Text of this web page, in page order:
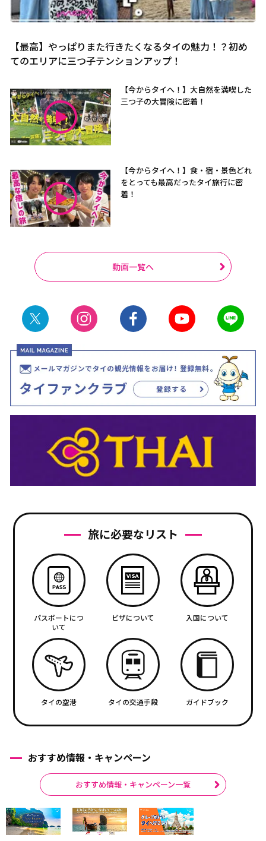
【最高】やっぱりまた行きたくなるタイの魅力！？初め
てのエリアに三つ子テンションアップ！
【今からタイへ！】大自然を満喫した
三つ子の大冒険に密着！
【今からタイへ！】食・宿・景色どれ
をとっても最高だったタイ旅行に密
着！
動画一覧へ
旅に必要なリスト
パスポートにつ
いて
ビザについて 入国について
タイの空港 タイの交通手段 ガイドブック
おすすめ情報・キャンペーン
おすすめ情報・キャンペーン一覧